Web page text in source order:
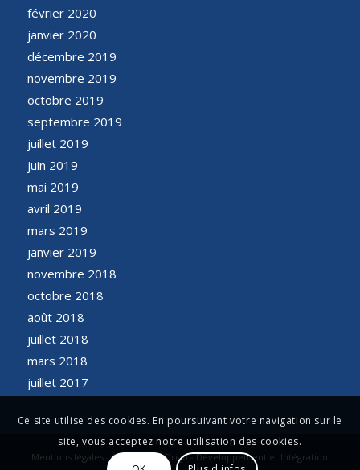
février 2020
janvier 2020
décembre 2019
novembre 2019
octobre 2019
septembre 2019
juillet 2019
juin 2019
mai 2019
avril 2019
mars 2019
janvier 2019
novembre 2018
octobre 2018
août 2018
juillet 2018
mars 2018
juillet 2017
Mentions légales - Conception Origo - Développement et Intégration
Ce site utilise des cookies. En poursuivant votre navigation sur le
site, vous acceptez notre utilisation des cookies.